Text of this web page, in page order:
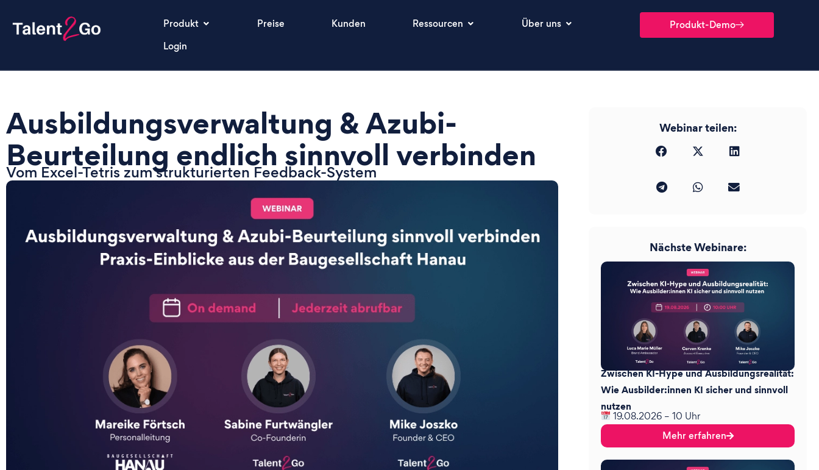
Produkt Preise Kunden Ressourcen
Über uns
Login
Produkt-Demo
Ausbildungsverwaltung & Azubi-
Beurteilung endlich sinnvoll verbinden
Vom Excel-Tetris zum strukturierten Feedback-System
Webinar teilen:
Nächste Webinare:
Zwischen KI-Hype und Ausbildungsrealität:
Wie Ausbilder:innen KI sicher und sinnvoll
nutzen
19.08.2026 – 10 Uhr
Mehr erfahren